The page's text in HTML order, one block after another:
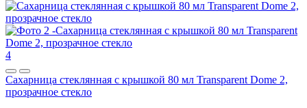
4
Сахарница стеклянная с крышкой 80 мл Transparent Dome 2,
прозрачное стекло